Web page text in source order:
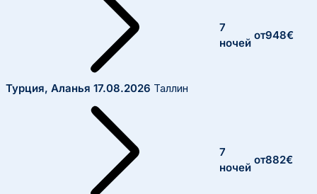
Турция, Аланья 17.08.2026 Таллин
7
ночей
от948€
7
ночей
от882€